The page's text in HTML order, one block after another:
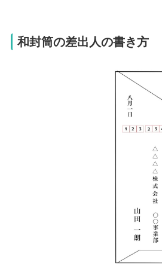
和封筒の差出人の書き方